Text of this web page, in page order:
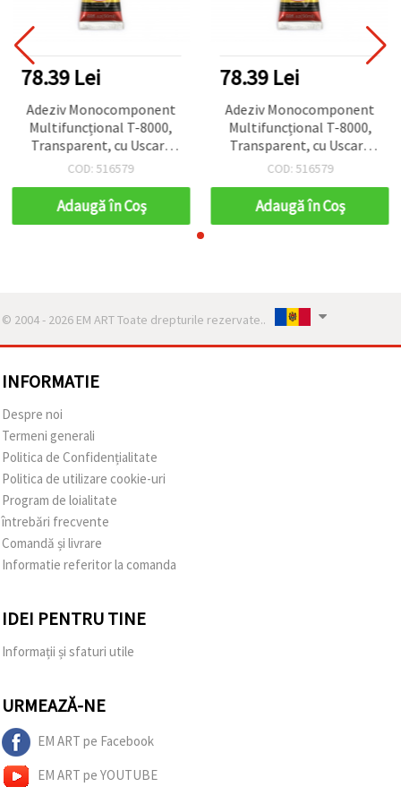
78.39 Lei
Adeziv Monocomponent
Multifuncțional T-8000,
Transparent, cu Uscare
Rapidă, Rezistent la
pentru Reparații de
Tablete și Smartphone-
COD: 516579
Adaugă în Coş
78.39 Lei
Adeziv Monocomponent
Multifuncțional T-8000,
Transparent, cu Uscare
Rapidă, Rezistent la
pentru Reparații de
Tablete și Smartphone-
COD: 516579
Adaugă în Coş
© 2004 - 2026 EM ART Toate drepturile rezervate..
INFORMATIE
Despre noi
Termeni generali
Politica de Confidențialitate
Politica de utilizare cookie-uri
Program de loialitate
întrebări frecvente
Comandă și livrare
Informatie referitor la comanda
IDEI PENTRU TINE
Informații și sfaturi utile
URMEAZĂ-NE
EM ART pe Facebook
EM ART pe YOUTUBE